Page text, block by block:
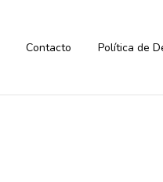
Contacto Política de